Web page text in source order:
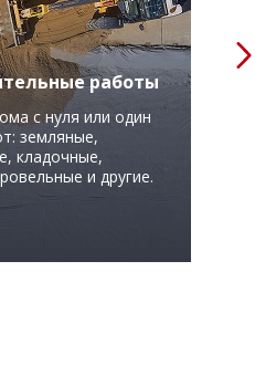
работы
с нуля или один
земляные,
кладочные,
и другие.